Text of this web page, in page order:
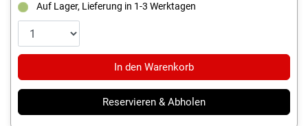
Auf Lager, Lieferung in 1-3 Werktagen
In den Warenkorb
Reservieren & Abholen